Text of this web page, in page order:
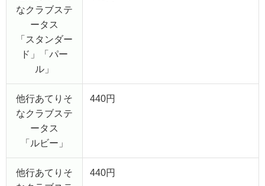
なクラブステ
ータス
「スタンダー
ド」「パー
ル」
他行あてりそ
なクラブステ
ータス
「ルビー」
440円
他行あてりそ
440円